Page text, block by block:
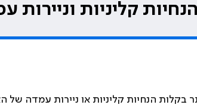
קליניות
בקלות הנחיות קליניות או ניירות עמדה של